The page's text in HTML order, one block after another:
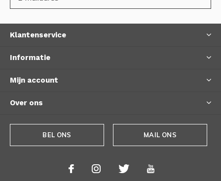
Klantenservice
Informatie
Mijn account
Over ons
BEL ONS MAIL ONS